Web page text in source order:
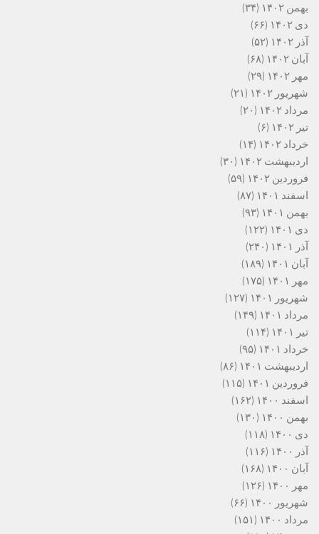
بهمن ۱۴۰۲
(۳۴)
دی ۱۴۰۲
(۶۶)
آذر ۱۴۰۲
(۵۲)
آبان ۱۴۰۲
(۶۸)
مهر ۱۴۰۲
(۲۹)
شهریور ۱۴۰۲
(۲۱)
مرداد ۱۴۰۲
(۲۰)
تیر ۱۴۰۲
(۶)
خرداد ۱۴۰۲
(۱۴)
اردیبهشت ۱۴۰۲
(۳۰)
فروردین ۱۴۰۲
(۵۹)
اسفند ۱۴۰۱
(۸۷)
بهمن ۱۴۰۱
(۹۳)
دی ۱۴۰۱
(۱۲۲)
آذر ۱۴۰۱
(۲۴۰)
آبان ۱۴۰۱
(۱۸۹)
مهر ۱۴۰۱
(۱۷۵)
شهریور ۱۴۰۱
(۱۲۷)
مرداد ۱۴۰۱
(۱۴۹)
تیر ۱۴۰۱
(۱۱۴)
خرداد ۱۴۰۱
(۹۵)
اردیبهشت ۱۴۰۱
(۸۶)
فروردین ۱۴۰۱
(۱۱۵)
اسفند ۱۴۰۰
(۱۶۲)
بهمن ۱۴۰۰
(۱۳۰)
دی ۱۴۰۰
(۱۱۸)
آذر ۱۴۰۰
(۱۱۶)
آبان ۱۴۰۰
(۱۶۸)
مهر ۱۴۰۰
(۱۲۶)
شهریور ۱۴۰۰
(۶۶)
مرداد ۱۴۰۰
(۱۵۱)